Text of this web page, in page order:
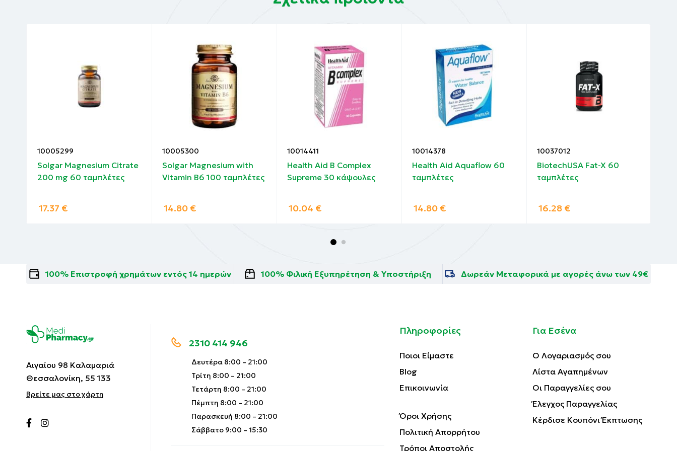
10005299
Solgar Magnesium Citrate
200 mg 60 ταμπλέτες
17.37 €
10005300
Solgar Magnesium with
Vitamin B6 100 ταμπλέτες
14.80 €
10014411
Health Aid B Complex
Supreme 30 κάψουλες
10.04 €
10014378
Health Aid Aquaflow 60
ταμπλέτες
14.80 €
10037012
BiotechUSA Fat-X 60
ταμπλέτες
16.28 €
100% Επιστροφή χρημάτων εντός 14 ημερών 100% Φιλική Εξυπηρέτηση & Υποστήριξη Δωρεάν Μεταφορικά με αγορές άνω των 49€
Αιγαίου 98 Καλαμαριά
Θεσσαλονίκη, 55 133
Βρείτε μας στο χάρτη
2310 414 946
Δευτέρα 8:00 – 21:00
Τρίτη 8:00 – 21:00
Τετάρτη 8:00 – 21:00
Πέμπτη 8:00 – 21:00
Παρασκευή 8:00 – 21:00
Σάββατο 9:00 – 15:30
Πληροφορίες
Ποιοι Είμαστε
Blog
Επικοινωνία
Όροι Χρήσης
Πολιτική Απορρήτου
Τρόποι Αποστολής
Για Εσένα
Ο Λογαριασμός σου
Λίστα Αγαπημένων
Οι Παραγγελίες σου
Έλεγχος Παραγγελίας
Κέρδισε Κουπόνι Έκπτωσης